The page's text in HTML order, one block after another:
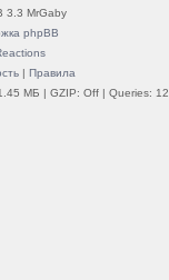
3.3 MrGaby
phpBB
| Правила
МБ | GZIP: Off | Queries: 12